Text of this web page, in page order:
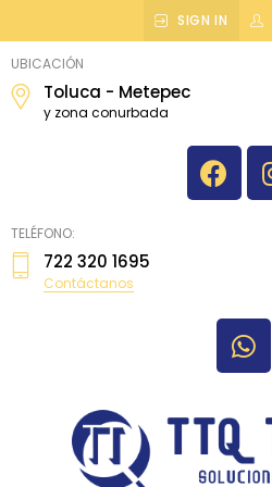
SIGN IN
topografiatoluca
UBICACIÓN
Toluca - Metepec
y zona conurbada
TELÉFONO:
722 320 1695
Contáctanos